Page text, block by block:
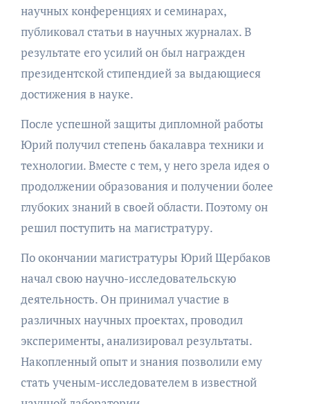
научных конференциях и семинарах,
публиковал статьи в научных журналах. В
результате его усилий он был награжден
президентской стипендией за выдающиеся
достижения в науке.
После успешной защиты дипломной работы
Юрий получил степень бакалавра техники и
технологии. Вместе с тем, у него зрела идея о
продолжении образования и получении более
глубоких знаний в своей области. Поэтому он
решил поступить на магистратуру.
По окончании магистратуры Юрий Щербаков
начал свою научно-исследовательскую
деятельность. Он принимал участие в
различных научных проектах, проводил
эксперименты, анализировал результаты.
Накопленный опыт и знания позволили ему
стать ученым-исследователем в известной